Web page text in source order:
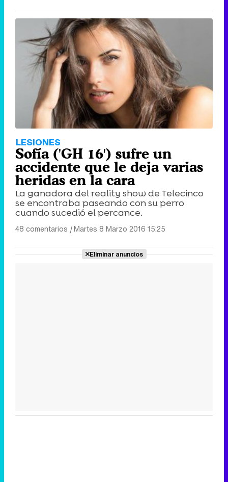
LESIONES
Sofía ('GH 16') sufre un
accidente que le deja varias
heridas en la cara
La ganadora del reality show de Telecinco
se encontraba paseando con su perro
cuando sucedió el percance.
48 comentarios |Martes 8 Marzo 2016 15:25
Eliminar anuncios